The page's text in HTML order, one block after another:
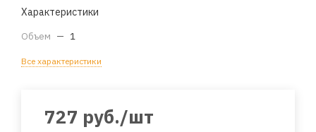
Характеристики
Объем — 1
Все характеристики
727 руб./шт